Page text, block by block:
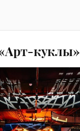
куклы»